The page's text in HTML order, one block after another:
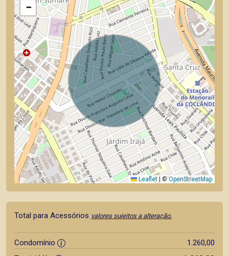
−
Leaflet |©OpenStreetMap
Total para Acessórios valores sujeitos a alteração.
Condomínio
1.260,00